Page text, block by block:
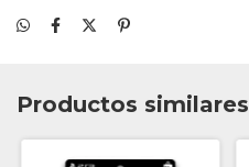
Productos similares